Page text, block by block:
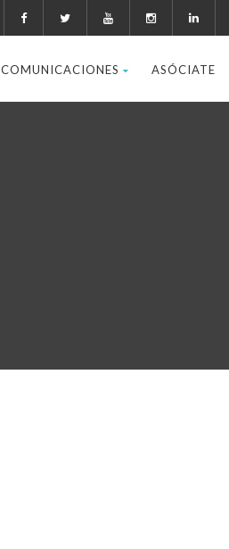
COMUNICACIONES ASÓCIATE